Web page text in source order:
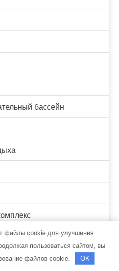
бассейн
файлы cookie для улучшения
пользоваться сайтом, вы
файлов cookie.
OK